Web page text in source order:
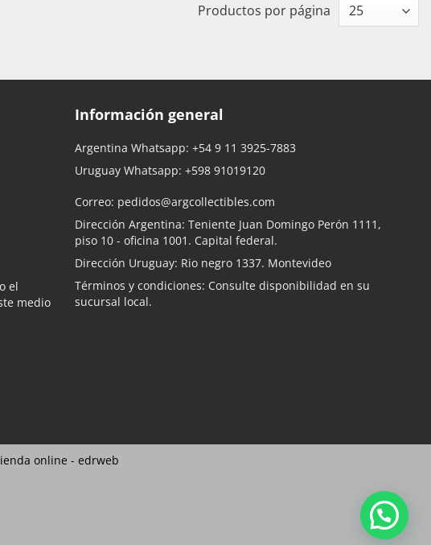
Productos por página
el
medio
Información general
Argentina Whatsapp: +54 9 11 3925-7883
Uruguay Whatsapp: +598 91019120
Correo: pedidos@argcollectibles.com
Dirección Argentina: Teniente Juan Domingo Perón 1111,
piso 10 - oficina 1001. Capital federal.
Dirección Uruguay: Rio negro 1337. Montevideo
Términos y condiciones: Consulte disponibilidad en su
sucursal local.
online - edrweb